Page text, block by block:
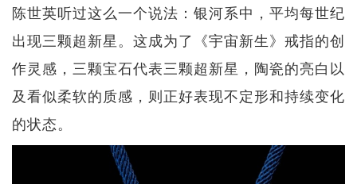
陈世英听过这么一个说法：银河系中，平均每世纪
出现三颗超新星。这成为了《宇宙新生》戒指的创
作灵感，三颗宝石代表三颗超新星，陶瓷的亮白以
及看似柔软的质感，则正好表现不定形和持续变化
的状态。